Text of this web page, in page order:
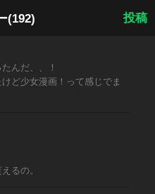
(192) 投稿
んだ、、！
ど少女漫画！って感じでま
るの。